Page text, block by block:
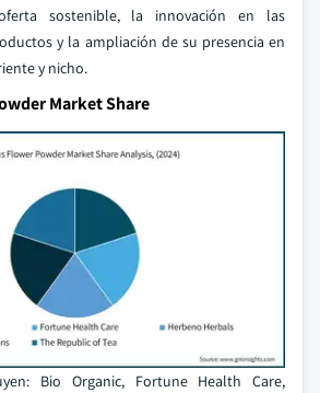
sostenible, la innovación en las
y la ampliación de su presencia en
y nicho.
Market Share
Bio Organic, Fortune Health Care,